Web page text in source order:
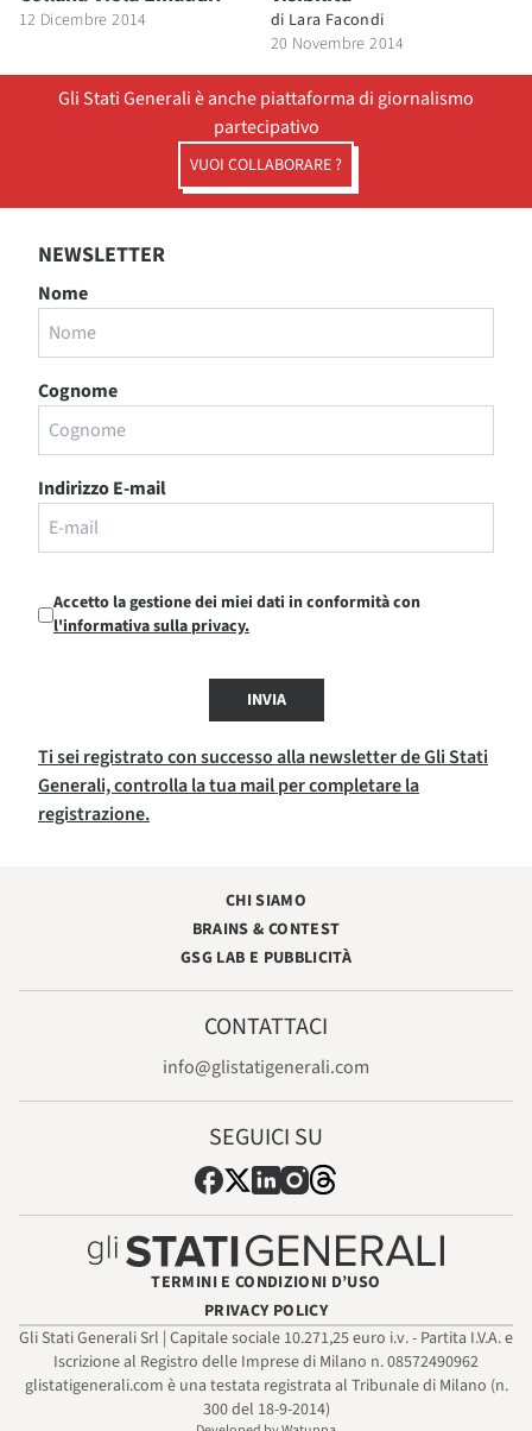
12 Dicembre 2014 di Lara Facondi
20 Novembre 2014
Gli Stati Generali è anche piattaforma di giornalismo
partecipativo
VUOI COLLABORARE ?
NEWSLETTER
Nome
Cognome
Indirizzo E-mail
Accetto la gestione dei miei dati in conformità con
l'informativa sulla privacy.
INVIA
Ti sei registrato con successo alla newsletter de Gli Stati
Generali, controlla la tua mail per completare la
registrazione.
CHI SIAMO
BRAINS & CONTEST
GSG LAB E PUBBLICITÀ
CONTATTACI
info@glistatigenerali.com
SEGUICI SU
TERMINI E CONDIZIONI D’USO
PRIVACY POLICY
Gli Stati Generali Srl | Capitale sociale 10.271,25 euro i.v. - Partita I.V.A. e
Iscrizione al Registro delle Imprese di Milano n. 08572490962
glistatigenerali.com è una testata registrata al Tribunale di Milano (n.
300 del 18-9-2014)